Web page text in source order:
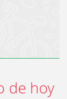
de hoy